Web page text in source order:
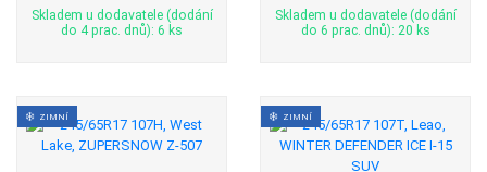
Skladem u dodavatele (dodání
do 4 prac. dnů): 6 ks
Skladem u dodavatele (dodání
do 6 prac. dnů): 20 ks
ZIMNÍ ZIMNÍ